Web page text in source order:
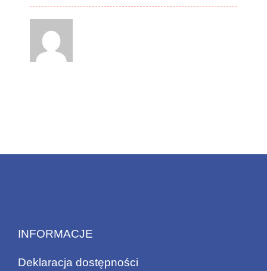
INFORMACJE
Deklaracja dostępności